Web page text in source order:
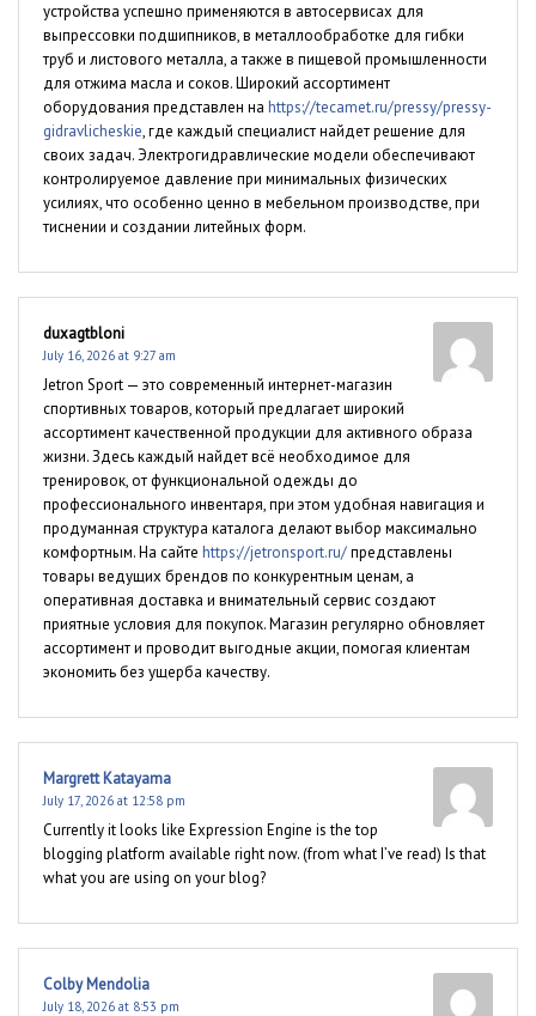
устройства успешно применяются в автосервисах для
выпрессовки подшипников, в металлообработке для гибки
труб и листового металла, а также в пищевой промышленности
для отжима масла и соков. Широкий ассортимент
оборудования представлен на https://tecamet.ru/pressy/pressy-
gidravlicheskie, где каждый специалист найдет решение для
своих задач. Электрогидравлические модели обеспечивают
контролируемое давление при минимальных физических
усилиях, что особенно ценно в мебельном производстве, при
тиснении и создании литейных форм.
duxagtbloni
July 16, 2026 at 9:27 am
Jetron Sport — это современный интернет-магазин
спортивных товаров, который предлагает широкий
ассортимент качественной продукции для активного образа
жизни. Здесь каждый найдет всё необходимое для
тренировок, от функциональной одежды до
профессионального инвентаря, при этом удобная навигация и
продуманная структура каталога делают выбор максимально
комфортным. На сайте https://jetronsport.ru/представлены
товары ведущих брендов по конкурентным ценам, а
оперативная доставка и внимательный сервис создают
приятные условия для покупок. Магазин регулярно обновляет
ассортимент и проводит выгодные акции, помогая клиентам
экономить без ущерба качеству.
Margrett Katayama
July 17, 2026 at 12:58 pm
Currently it looks like Expression Engine is the top
blogging platform available right now. (from what I’ve read) Is that
what you are using on your blog?
Colby Mendolia
July 18, 2026 at 8:53 pm